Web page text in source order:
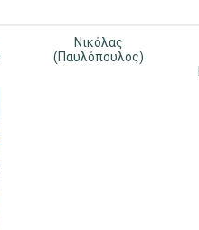
Νικόλας
(Παυλόπουλος)